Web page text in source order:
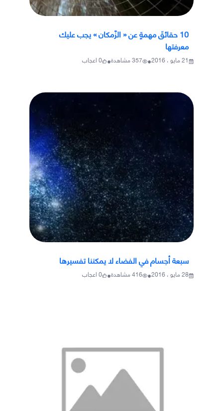
10 حقائقَ مهمةٍ عن « الزّمكان » يجب عليك
معرفتها
21 مايو ، 2016 •
357مشاهدة•
0اعجاب
سبعة أجسام في الفضاء لا يمكننا تفسيرها
28 مايو ، 2016 •
416مشاهدة•
0اعجاب